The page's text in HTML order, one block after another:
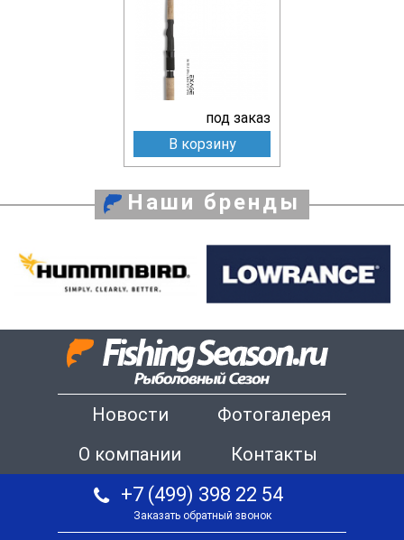
под заказ
В корзину
Наши бренды
Новости
Фотогалерея
О компании
Контакты
+7 (499) 398 22 54
Заказать обратный звонок